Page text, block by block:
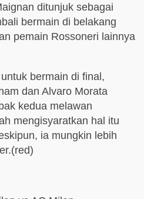
ditunjuk sebagai
bermain di belakang
pemain Rossoneri lainnya
bermain di final,
dan Alvaro Morata
kedua melawan
mengisyaratkan hal itu
ia mungkin lebih